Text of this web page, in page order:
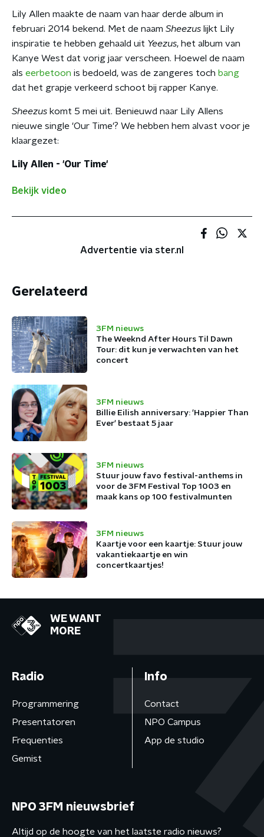
Lily Allen maakte de naam van haar derde album in
februari 2014 bekend. Met de naam Sheezus lijkt Lily
inspiratie te hebben gehaald uit Yeezus, het album van
Kanye West dat vorig jaar verscheen. Hoewel de naam
als eerbetoon is bedoeld, was de zangeres toch bang
dat het grapje verkeerd schoot bij rapper Kanye.
Sheezus komt 5 mei uit. Benieuwd naar Lily Allens
nieuwe single 'Our Time'? We hebben hem alvast voor je
klaargezet:
Lily Allen - 'Our Time'
Bekijk video
Advertentie via ster.nl
Gerelateerd
3FM nieuws
The Weeknd After Hours Til Dawn
Tour: dit kun je verwachten van het
concert
3FM nieuws
Billie Eilish anniversary: 'Happier Than
Ever' bestaat 5 jaar
3FM nieuws
Stuur jouw favo festival-anthems in
voor de 3FM Festival Top 1003 en
maak kans op 100 festivalmunten
3FM nieuws
Kaartje voor een kaartje: Stuur jouw
vakantiekaartje en win
concertkaartjes!
WE WANT
MORE
Radio
Programmering
Presentatoren
Frequenties
Gemist
Info
Contact
NPO Campus
App de studio
NPO 3FM nieuwsbrief
Altijd op de hoogte van het laatste radio nieuws?